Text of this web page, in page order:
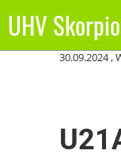
UHV Zurück
30.09.2024,